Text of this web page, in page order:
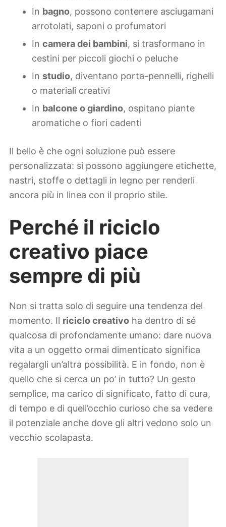
In bagno, possono contenere asciugamani
arrotolati, saponi o profumatori
In camera dei bambini, si trasformano in
cestini per piccoli giochi o peluche
In studio, diventano porta-pennelli, righelli
o materiali creativi
In balcone o giardino, ospitano piante
aromatiche o fiori cadenti
Il bello è che ogni soluzione può essere
personalizzata: si possono aggiungere etichette,
nastri, stoffe o dettagli in legno per renderli
ancora più in linea con il proprio stile.
Perché il riciclo
creativo piace
sempre di più
Non si tratta solo di seguire una tendenza del
momento. Il riciclo creativo ha dentro di sé
qualcosa di profondamente umano: dare nuova
vita a un oggetto ormai dimenticato significa
regalargli un’altra possibilità. E in fondo, non è
quello che si cerca un po’ in tutto? Un gesto
semplice, ma carico di significato, fatto di cura,
di tempo e di quell’occhio curioso che sa vedere
il potenziale anche dove gli altri vedono solo un
vecchio scolapasta.